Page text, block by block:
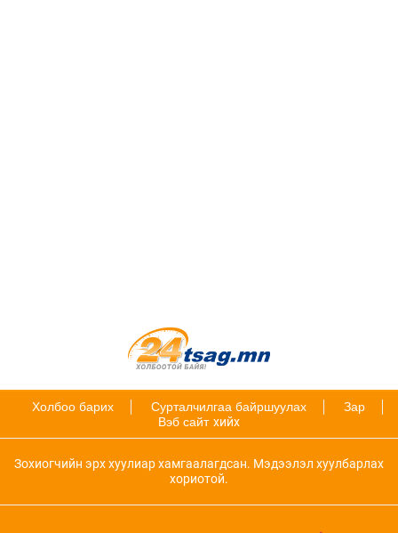
Холбоо барих Сурталчилгаа байршуулах
Зар
Вэб сайт хийх
Зохиогчийн эрх хуулиар хамгаалагдсан. Мэдээлэл хуулбарлах
хориотой.